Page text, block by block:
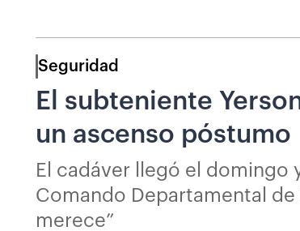
Seguridad
El subteniente
un ascenso póstumo
El cadáver llegó el domingo
Comando Departamental
merece”